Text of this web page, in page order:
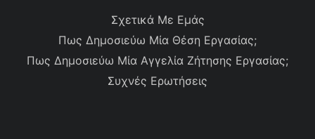
Σχετικά Με Εμάς
Πως Δημοσιεύω Μία Θέση Εργασίας;
Πως Δημοσιεύω Μία Αγγελία Ζήτησης Εργασίας;
Συχνές Ερωτήσεις